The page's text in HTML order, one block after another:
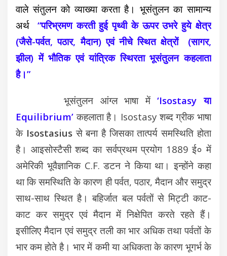
वाले संतुलन को व्याख्या करता है। भूसंतुलन का सामान्य
अर्थ
“परिभ्रमण करती हुई पृथ्वी के ऊपर उभरे हुये क्षेत्र
(जैसे-पर्वत, पठार, मैदान) एवं नीचे स्थित क्षेत्रों (सागर,
झील) में भौतिक एवं यांत्रिक स्थिरता भूसंतुलन कहलाता
है।”
भूसंतुलन आंग्ल भाषा में‘Isostasy या
Equilibrium’ कहलाता है। Isostasy शब्द ग्रीक भाषा
के Isostasiusसे बना है जिसका तात्पर्य समस्थिति होता
है। आइसोस्टैसी शब्द का सर्वप्रथम प्रयोग 1889 ई० में
अमेरिकी भूवैज्ञानिक C.F. डटन ने किया था। इन्होंने कहा
था कि समस्थिति के कारण ही पर्वत, पठार, मैदान और समुद्र
साथ-साथ स्थित है। बहिर्जात बल पर्वतों से मिट्टी काट-
काट कर समुद्र एवं मैदान में निक्षेपित करते रहते हैं।
इसीलिए मैदान एवं समुद्र तली का भार अधिक तथा पर्वतों के
भार कम होते है। भार में कमी या अधिकता के कारण भूगर्भ के